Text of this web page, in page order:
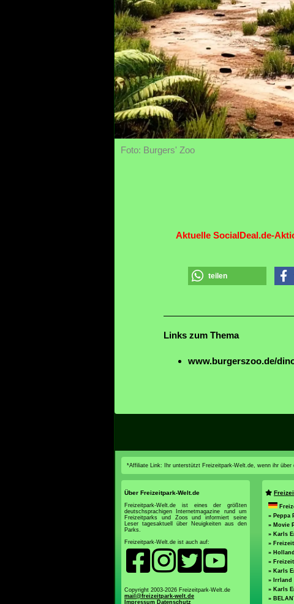
Foto: Burgers' Zoo
Aktuelle SocialDeal.de-
teilen
Links zum Thema
www.burgerszoo.de/
*Affiliate Link: Ihr unterstützt Freizeitpark-Welt.de, wenn ihr
Über Freizeitpark-Welt.de
Freizeitpark-Welt.de ist eines der größten
deutschsprachigen Internetmagazine rund um
Freizeitparks und Zoos und informiert seine
Leser tagesaktuell über Neuigkeiten aus den
Parks.
Freizeitpark-Welt.de ist auch auf:
Copyright 2003-2026 Freizeitpark-Welt.de
mail@freizeitpark-welt.de
Impressum Datenschutz
» Peppa
» Movie
» Karls
»
»
»
» Karls
» Irrland
» Karls
»